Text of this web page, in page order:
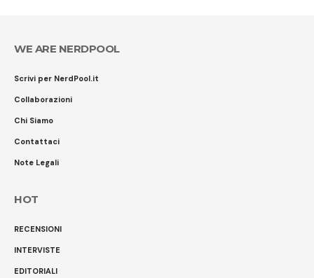
WE ARE NERDPOOL
Scrivi per NerdPool.it
Collaborazioni
Chi Siamo
Contattaci
Note Legali
HOT
RECENSIONI
INTERVISTE
EDITORIALI